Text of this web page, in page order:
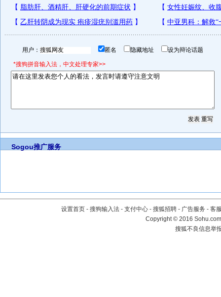
用户： 匿名 隐藏地址 设为辩论话题
*搜狗拼音输入法，中文处理专家>>
Sogou推广服务
设置首页 - 搜狗输入法 - 支付中心 - 搜狐招聘 - 广告服务 - 客
Copyright©2016
搜狐不良信息举